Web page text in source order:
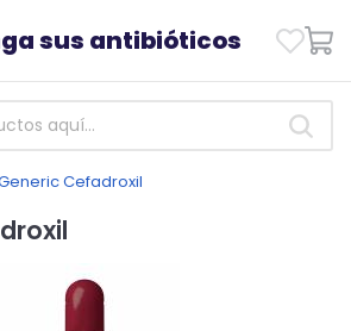
sus antibióticos
Cefadroxil